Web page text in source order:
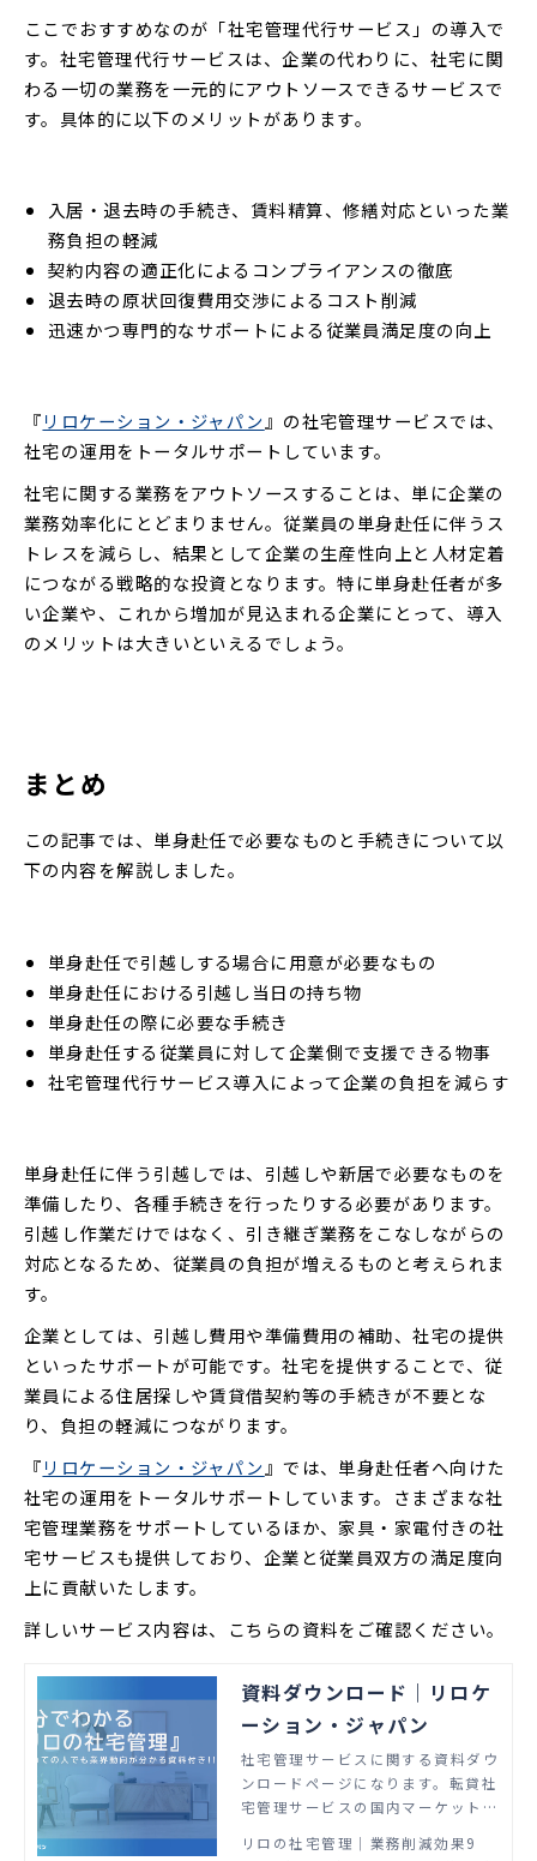
ここでおすすめなのが「社宅管理代行サービス」の導入で
す。社宅管理代行サービスは、企業の代わりに、社宅に関
わる一切の業務を一元的にアウトソースできるサービスで
す。具体的に以下のメリットがあります。
入居・退去時の手続き、賃料精算、修繕対応といった業
務負担の軽減
契約内容の適正化によるコンプライアンスの徹底
退去時の原状回復費用交渉によるコスト削減
迅速かつ専門的なサポートによる従業員満足度の向上
『リロケーション・ジャパン 』の社宅管理サービスでは、
社宅の運用をトータルサポートしています。
社宅に関する業務をアウトソースすることは、単に企業の
業務効率化にとどまりません。従業員の単身赴任に伴うス
トレスを減らし、結果として企業の生産性向上と人材定着
につながる戦略的な投資となります。特に単身赴任者が多
い企業や、これから増加が見込まれる企業にとって、導入
のメリットは大きいといえるでしょう。
まとめ
この記事では、単身赴任で必要なものと手続きについて以
下の内容を解説しました。
単身赴任で引越しする場合に用意が必要なもの
単身赴任における引越し当日の持ち物
単身赴任の際に必要な手続き
単身赴任する従業員に対して企業側で支援できる物事
社宅管理代行サービス導入によって企業の負担を減らす
単身赴任に伴う引越しでは、引越しや新居で必要なものを
準備したり、各種手続きを行ったりする必要があります。
引越し作業だけではなく、引き継ぎ業務をこなしながらの
対応となるため、従業員の負担が増えるものと考えられま
す。
企業としては、引越し費用や準備費用の補助、社宅の提供
といったサポートが可能です。社宅を提供することで、従
業員による住居探しや賃貸借契約等の手続きが不要とな
り、負担の軽減につながります。
『リロケーション・ジャパン 』では、単身赴任者へ向けた
社宅の運用をトータルサポートしています。さまざまな社
宅管理業務をサポートしているほか、家具・家電付きの社
宅サービスも提供しており、企業と従業員双方の満足度向
上に貢献いたします。
詳しいサービス内容は、こちらの資料をご確認ください。
資料ダウンロード｜リロケ
ーション・ジャパン
社宅管理サービスに関する資料ダウ
ンロードページになります。転貸社
宅管理サービスの国内マーケットシ
捉えたコンサルティングと、あらゆ
リロの社宅管理│業務削減効果9